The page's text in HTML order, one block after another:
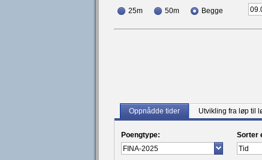
25m
50m Begge
Oppnådde tider Utvikling fra løp til
Poengtype: Sorter